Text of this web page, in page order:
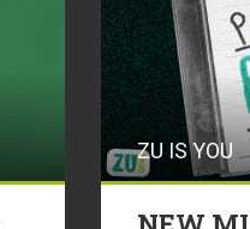
ZU IS YOU